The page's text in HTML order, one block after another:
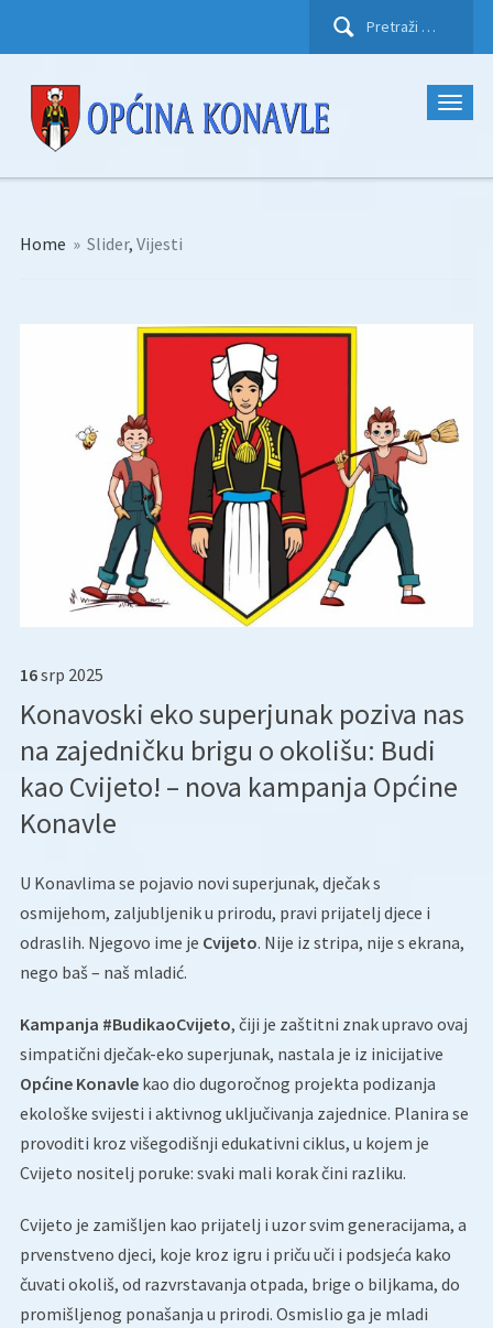
Pretraži:
Home » Slider, Vijesti
16srp 2025
Konavoski eko superjunak poziva nas
na zajedničku brigu o okolišu: Budi
kao Cvijeto! – nova kampanja Općine
Konavle
U Konavlima se pojavio novi superjunak, dječak s
osmijehom, zaljubljenik u prirodu, pravi prijatelj djece i
odraslih. Njegovo ime je Cvijeto. Nije iz stripa, nije s ekrana,
nego baš – naš mladić.
Kampanja #BudikaoCvijeto, čiji je zaštitni znak upravo ovaj
simpatični dječak-eko superjunak, nastala je iz inicijative
Općine Konavlekao dio dugoročnog projekta podizanja
ekološke svijesti i aktivnog uključivanja zajednice. Planira se
provoditi kroz višegodišnji edukativni ciklus, u kojem je
Cvijeto nositelj poruke: svaki mali korak čini razliku.
Cvijeto je zamišljen kao prijatelj i uzor svim generacijama, a
prvenstveno djeci, koje kroz igru i priču uči i podsjeća kako
čuvati okoliš, od razvrstavanja otpada, brige o biljkama, do
promišljenog ponašanja u prirodi. Osmislio ga je mladi